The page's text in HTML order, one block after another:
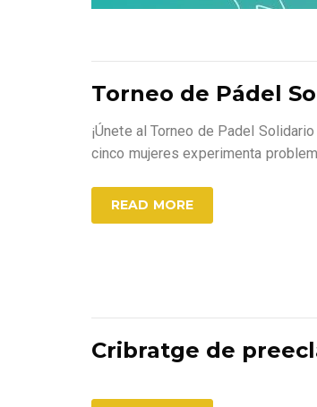
Torneo de Pádel
¡Únete al Torneo de Padel
cinco mujeres experimenta
READ MORE
Cribratge de